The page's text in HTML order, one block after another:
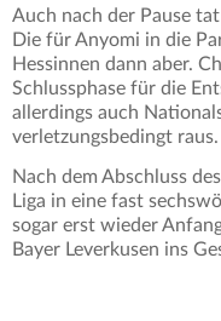
Auch nach der Pause
Die für Anyomi in die
Hessinnen dann aber.
Schlussphase für die
allerdings auch
verletzungsbedingt raus.
Nach dem Abschluss
Liga in eine fast
sogar erst wieder
Bayer Leverkusen ins